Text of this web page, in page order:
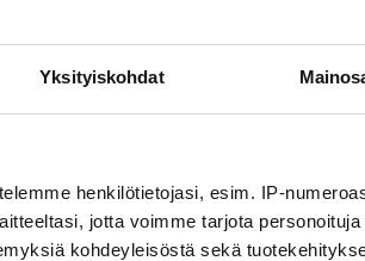
Yksityiskohdat
henkilötietojasi, esim. IP-
jotta voimme tarjota
kohdeyleisöstä sekä